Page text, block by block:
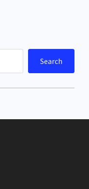
Search